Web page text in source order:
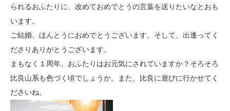
られるおふたりに、改めておめでとうの言葉を送りたいなとおも
います。
ご結婚、ほんとうにおめでとうございます。そして、出逢ってく
ださりありがとうございます。
まもなく１周年。おふたりはお元気にされていますか？そろそろ
比良山系も色づく頃でしょうか。また、比良に遊びに行かせてく
ださいね。